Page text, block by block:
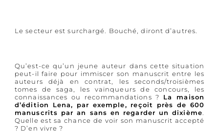
Le secteur est surchargé. Bouché, diront d’autres.
Qu’est-ce qu’un jeune auteur dans cette situation
peut-il faire pour immiscer son manuscrit entre les
auteurs déjà en contrat, les seconds/troisièmes
tomes de saga, les vainqueurs de concours, les
connaissances ou recommandations ? La maison
d’édition Lena, par exemple, reçoit près de 600
manuscrits par an sans en regarder un dixième
Quelle est sa chance de voir son manuscrit accepté
? D’en vivre ?